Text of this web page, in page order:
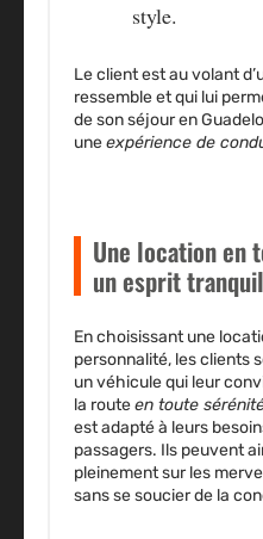
style.
Le client est au volant
ressemble et qui lui
de son séjour en
uneexpérience de
Une location en
un esprit
En choisissant une
personnalité, les clients
unvéhicule qui leur
la routeen toute
est adapté à leurs
passagers. Ils peuvent
pleinement sur les
sans se soucier de la